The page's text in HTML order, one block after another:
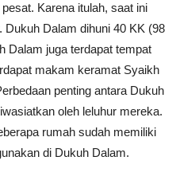
Karena itulah, saat ini
Dalam dihuni 40 KK (98
Dalam juga terdapat tempat
makam keramat Syaikh
penting antara Dukuh
oleh leluhur mereka.
rumah sudah memiliki
di Dukuh Dalam.